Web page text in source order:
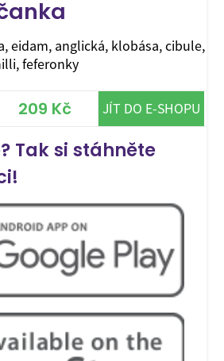
eidam, anglická, klobása, cibule,
feferonky
209 Kč JÍT DO E-SHOPU
Tak si stáhněte